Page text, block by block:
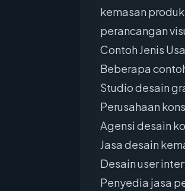
kemasan
perancangan
Contoh Jenis
Beberapa
Studio desain
Perusahaan
Agensi desain
Jasa desain
Desain user
Penyedia jasa